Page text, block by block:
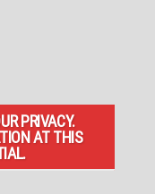
PRIVACY.
AT THIS